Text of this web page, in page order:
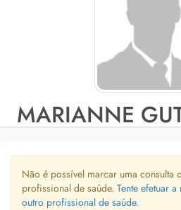
MARIANNE
Não é possível marcar uma consulta
profissional de saúde. Tente efetuar
outro profissional de saúde.